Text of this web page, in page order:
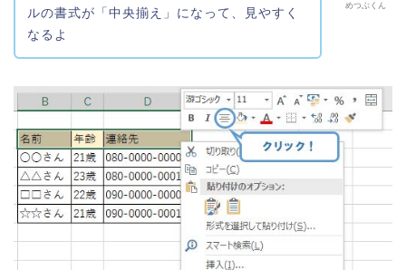
めつぶくん
ルの書式が「中央揃え」になって、見やすく
なるよ